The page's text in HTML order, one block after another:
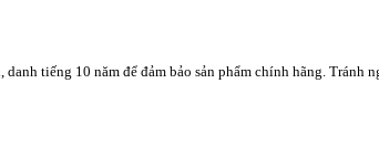
tiếng 10 năm để đảm bảo sản phẩm chính hãng. Tránh